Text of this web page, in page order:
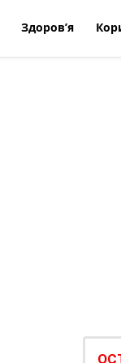
Здоров’я